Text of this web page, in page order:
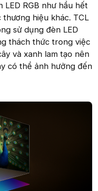
RGB như hầu hết
thương hiệu khác. TCL
sử dụng đèn LED
thách thức trong việc
và xanh lam tạo nên
có thể ảnh hưởng đến